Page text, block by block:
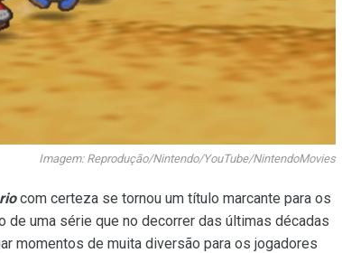
Imagem: Reprodução/Nintendo/YouTube/NintendoMovies
com certeza se tornou um título marcante para os
de uma série que no decorrer das últimas décadas
momentos de muita diversão para os jogadores